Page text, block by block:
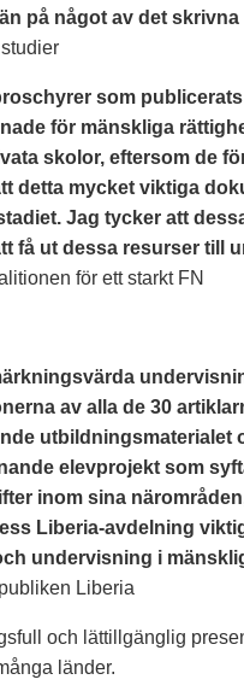
på något av det skrivna
som
för mänskliga
skolor, eftersom de
detta mycket viktiga
Jag tycker att
få ut dessa resurser till
för ett starkt FN
av alla de 30
utbildningsmaterialet
elevprojekt som
inom sina
Liberia-avdelning
undervisning i
Liberia
och lättillgänglig
länder.